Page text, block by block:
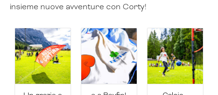
insieme nuove avventure con Corty!